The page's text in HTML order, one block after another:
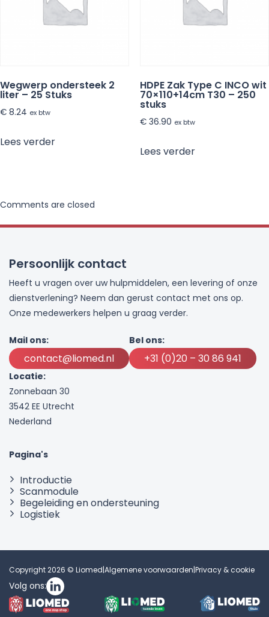
Wegwerp ondersteek 2
liter – 25 Stuks
€ 8.24 ex btw
Lees verder
HDPE Zak Type C INCO wit
70×110+14cm T30 – 250
stuks
€36.90 ex btw
Lees verder
Comments are closed
Persoonlijk contact
Heeft u vragen over uw hulpmiddelen, een levering of onze
dienstverlening? Neem dan gerust contact met ons op.
Onze medewerkers helpen u graag verder.
Mail ons:
contact@liomed.nl
Bel ons:
+31 (0)20 – 30 86 941
Locatie:
Zonnebaan 30
3542 EE Utrecht
Nederland
Pagina's
Introductie
Scanmodule
Begeleiding en ondersteuning
Logistiek
Copyright 2026 © Liomed|Algemene voorwaarden|Privacy & cookie
Volg ons: